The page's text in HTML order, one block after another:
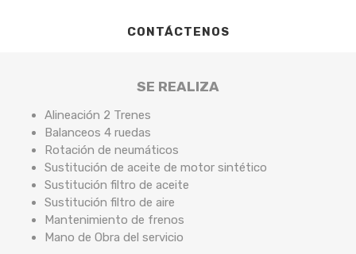
CONTÁCTENOS
SE REALIZA
Alineación 2 Trenes
Balanceos 4 ruedas
Rotación de neumáticos
Sustitución de aceite de motor sintético
Sustitución filtro de aceite
Sustitución filtro de aire
Mantenimiento de frenos
Mano de Obra del servicio